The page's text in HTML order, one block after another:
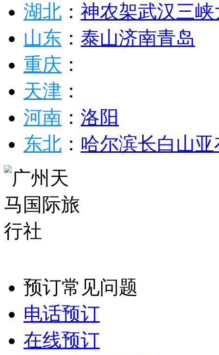
湖北 ： 神农架武汉三
山东 ： 泰山济南青岛
重庆 ：
天津 ：
河南 ： 洛阳
东北 ： 哈尔滨长白山
预订常见问题
电话预订
在线预订